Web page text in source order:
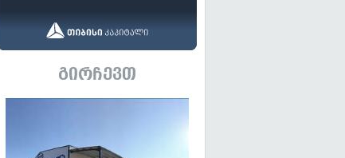
გირჩევთ